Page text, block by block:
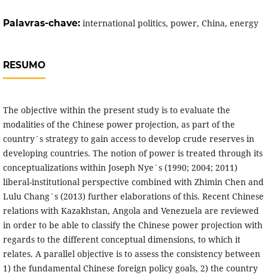
Palavras-chave: international politics, power, China, energy
RESUMO
The objective within the present study is to evaluate the
modalities of the Chinese power projection, as part of the
country´s strategy to gain access to develop crude reserves in
developing countries. The notion of power is treated through its
conceptualizations within Joseph Nye´s (1990; 2004; 2011)
liberal-institutional perspective combined with Zhimin Chen and
Lulu Chang´s (2013) further elaborations of this. Recent Chinese
relations with Kazakhstan, Angola and Venezuela are reviewed
in order to be able to classify the Chinese power projection with
regards to the different conceptual dimensions, to which it
relates. A parallel objective is to assess the consistency between
1) the fundamental Chinese foreign policy goals, 2) the country